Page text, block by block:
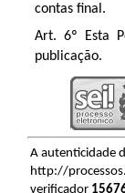
contas final.
Art. 6º Esta
publicação.
A autenticidade
http://
verificador